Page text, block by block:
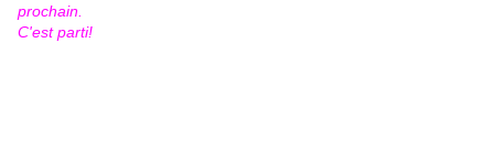
prochain.
C'est parti!